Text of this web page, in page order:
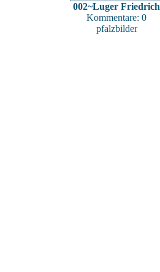
002~Luger Friedrich
Kommentare: 0
pfalzbilder